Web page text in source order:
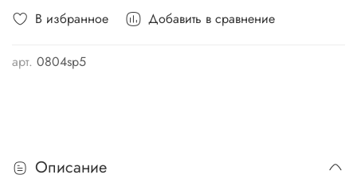
В избранное Добавить в сравнение
арт. 0804sp5
Описание